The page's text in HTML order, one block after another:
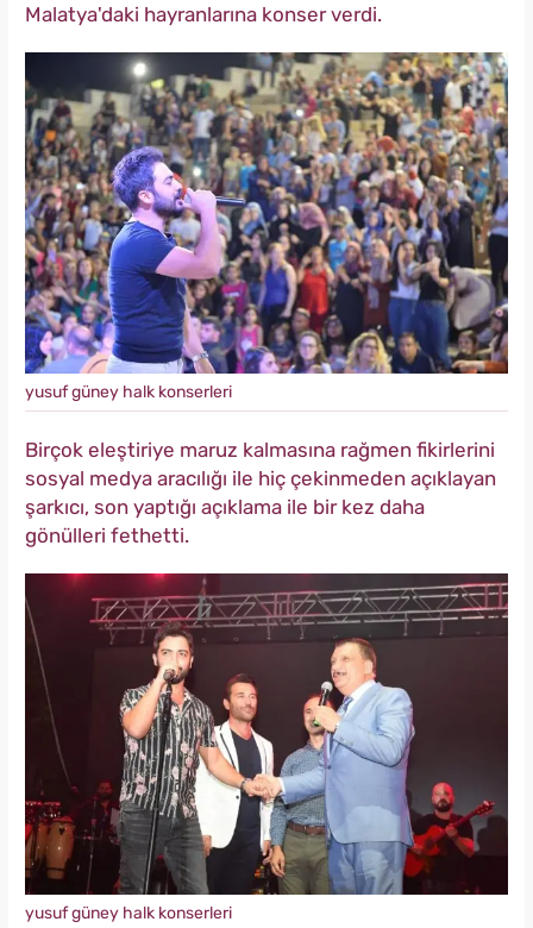
Malatya'daki hayranlarına konser verdi.
yusuf güney halk konserleri
Birçok eleştiriye maruz kalmasına rağmen fikirlerini
sosyal medya aracılığı ile hiç çekinmeden açıklayan
şarkıcı, son yaptığı açıklama ile bir kez daha
gönülleri fethetti.
yusuf güney halk konserleri